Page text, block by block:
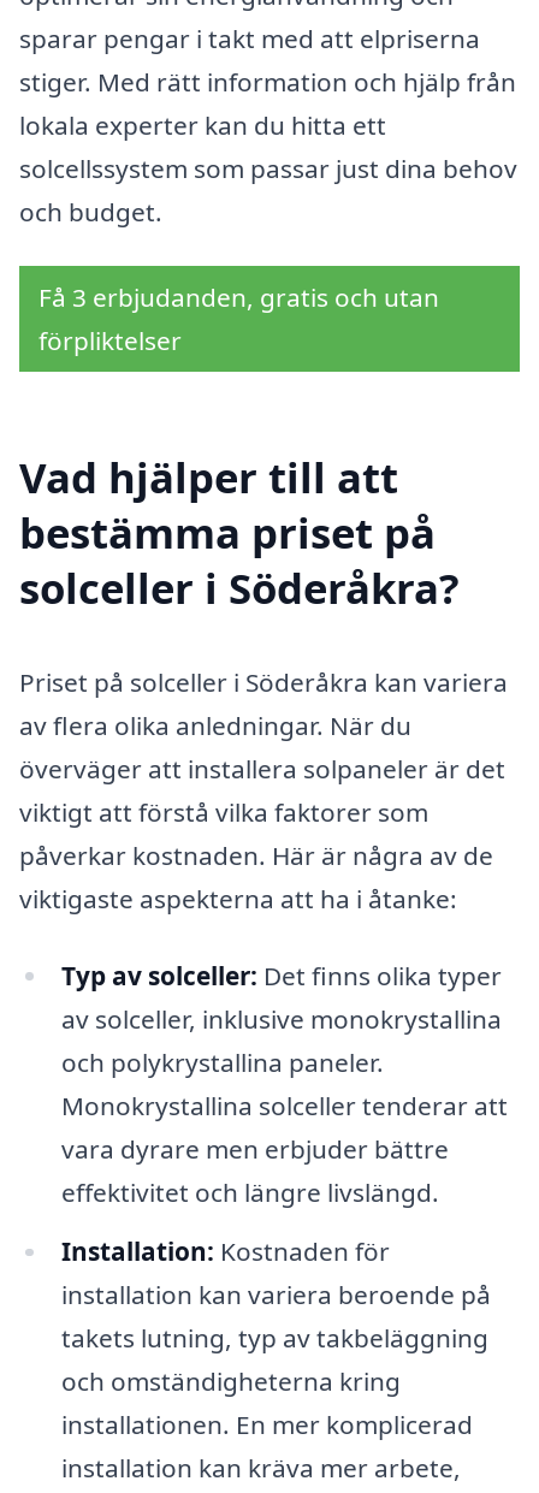
sparar pengar i takt med att elpriserna
stiger. Med rätt information och hjälp från
lokala experter kan du hitta ett
solcellssystem som passar just dina behov
och budget.
Få 3 erbjudanden, gratis och utan
förpliktelser
Vad hjälper till att
bestämma priset på
solceller i Söderåkra?
Priset på solceller i Söderåkra kan variera
av flera olika anledningar. När du
överväger att installera solpaneler är det
viktigt att förstå vilka faktorer som
påverkar kostnaden. Här är några av de
viktigaste aspekterna att ha i åtanke:
Typ av solceller: Det finns olika typer
av solceller, inklusive monokrystallina
och polykrystallina paneler.
Monokrystallina solceller tenderar att
vara dyrare men erbjuder bättre
effektivitet och längre livslängd.
Installation: Kostnaden för
installation kan variera beroende på
takets lutning, typ av takbeläggning
och omständigheterna kring
installationen. En mer komplicerad
installation kan kräva mer arbete,